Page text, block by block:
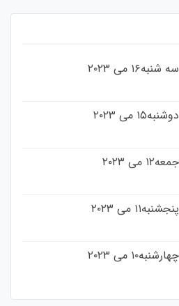
می ۲۰۲۳
می ۲۰۲۳
۲۰۲۳
می ۲۰۲۳
می ۲۰۲۳